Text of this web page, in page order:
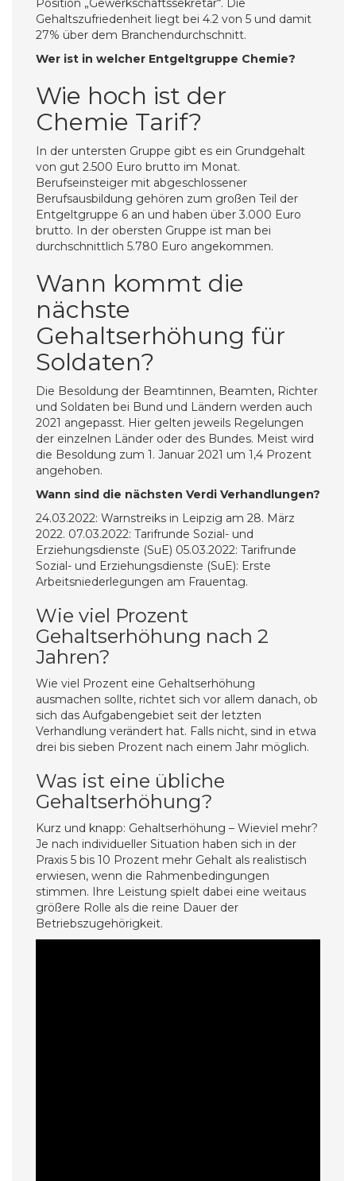
Position „Gewerkschaftssekretär“. Die
Gehaltszufriedenheit liegt bei 4.2 von 5 und damit
27% über dem Branchendurchschnitt.
Wer ist in welcher Entgeltgruppe Chemie?
Wie hoch ist der
Chemie Tarif?
In der untersten Gruppe gibt es ein Grundgehalt
von gut 2.500 Euro brutto im Monat.
Berufseinsteiger mit abgeschlossener
Berufsausbildung gehören zum großen Teil der
Entgeltgruppe 6 an und haben über 3.000 Euro
brutto. In der obersten Gruppe ist man bei
durchschnittlich 5.780 Euro angekommen.
Wann kommt die
nächste
Gehaltserhöhung für
Soldaten?
Die Besoldung der Beamtinnen, Beamten, Richter
und Soldaten bei Bund und Ländern werden auch
2021 angepasst. Hier gelten jeweils Regelungen
der einzelnen Länder oder des Bundes. Meist wird
die Besoldung zum 1. Januar 2021 um 1,4 Prozent
angehoben.
Wann sind die nächsten Verdi Verhandlungen?
24.03.2022: Warnstreiks in Leipzig am 28. März
2022. 07.03.2022: Tarifrunde Sozial- und
Erziehungsdienste (SuE) 05.03.2022: Tarifrunde
Sozial- und Erziehungsdienste (SuE): Erste
Arbeitsniederlegungen am Frauentag.
Wie viel Prozent
Gehaltserhöhung nach 2
Jahren?
Wie viel Prozent eine Gehaltserhöhung
ausmachen sollte, richtet sich vor allem danach, ob
sich das Aufgabengebiet seit der letzten
Verhandlung verändert hat. Falls nicht, sind in etwa
drei bis sieben Prozent nach einem Jahr möglich.
Was ist eine übliche
Gehaltserhöhung?
Kurz und knapp: Gehaltserhöhung – Wieviel mehr?
Je nach individueller Situation haben sich in der
Praxis 5 bis 10 Prozent mehr Gehalt als realistisch
erwiesen, wenn die Rahmenbedingungen
stimmen. Ihre Leistung spielt dabei eine weitaus
größere Rolle als die reine Dauer der
Betriebszugehörigkeit.